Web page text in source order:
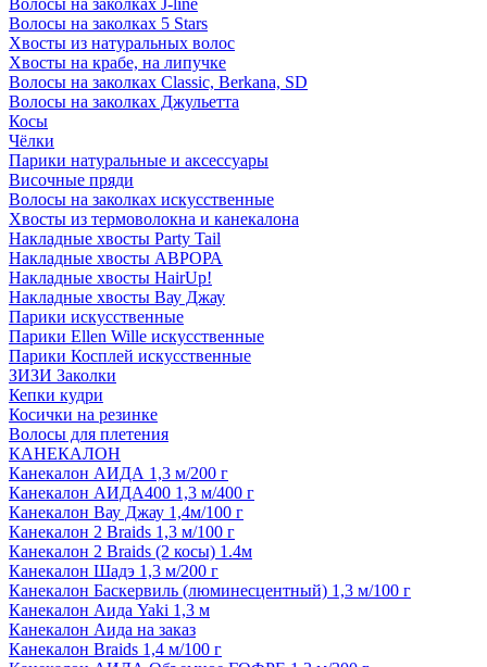
Волосы на заколках J-line
Волосы на заколках 5 Stars
Хвосты из натуральных волос
Хвосты на крабе, на липучке
Волосы на заколках Classic, Berkana, SD
Волосы на заколках Джульетта
Косы
Чёлки
Парики натуральные и аксессуары
Височные пряди
Волосы на заколках искусственные
Хвосты из термоволокна и канекалона
Накладные хвосты Party Tail
Накладные хвосты АВРОРА
Накладные хвосты HairUp!
Накладные хвосты Вау Джау
Парики искусственные
Парики Ellen Wille искусственные
Парики Косплей искусственные
ЗИЗИ Заколки
Кепки кудри
Косички на резинке
Волосы для плетения
КАНЕКАЛОН
Канекалон АИДА 1,3 м/200 г
Канекалон АИДА400 1,3 м/400 г
Канекалон Вау Джау 1,4м/100 г
Канекалон 2 Braids 1,3 м/100 г
Канекалон 2 Braids (2 косы) 1.4м
Канекалон Шадэ 1,3 м/200 г
Канекалон Баскервиль (люминесцентный) 1,3 м/100 г
Канекалон Аида Yaki 1,3 м
Канекалон Аида на заказ
Канекалон Braids 1,4 м/100 г